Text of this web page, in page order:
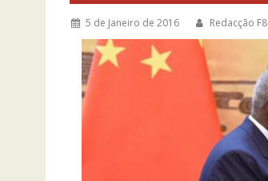
5 de Janeiro de 2016 Redacção F8